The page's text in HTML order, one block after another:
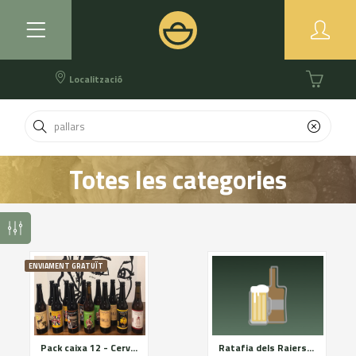
Localització
Totes les categories
ENVIAMENT GRATUÏT
Pack caixa 12 - Cervesa artesana - La Masovera
Ratafia dels Raiers 1 litre